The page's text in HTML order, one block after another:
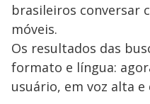
brasileiros conversar
móveis.
Os resultados das
formato e língua:
usuário, em voz alta e